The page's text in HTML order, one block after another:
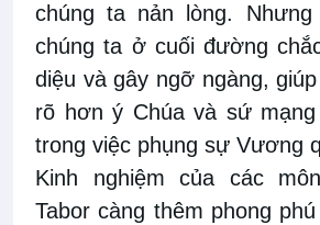
chúng ta nản lòng.
chúng ta ở cuối đường
diệu và gây ngỡ ngàng,
rõ hơn ý Chúa và sứ
trong việc phụng sự Vương
Kinh nghiệm của các
Tabor càng thêm phong